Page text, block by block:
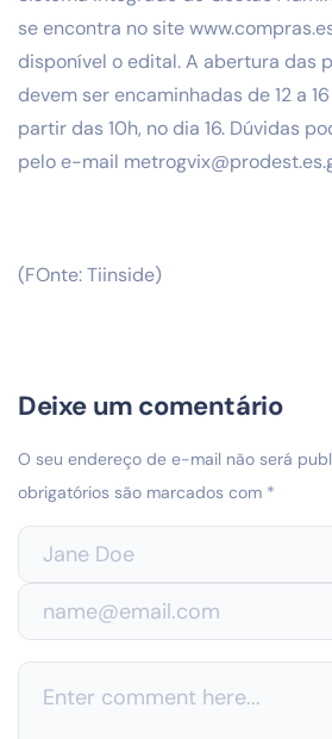
se encontra no site
disponível o edital. A abertura das
devem ser encaminhadas de 12 a
partir das 10h, no dia 16. Dúvidas
pelo e-mail
(FOnte: Tiinside)
Deixe um comentário
O seu endereço de e-mail não será
obrigatórios são marcados com *